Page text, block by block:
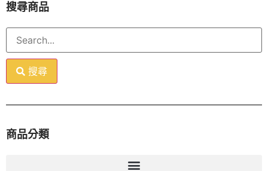
搜尋商品
搜尋
商品分類